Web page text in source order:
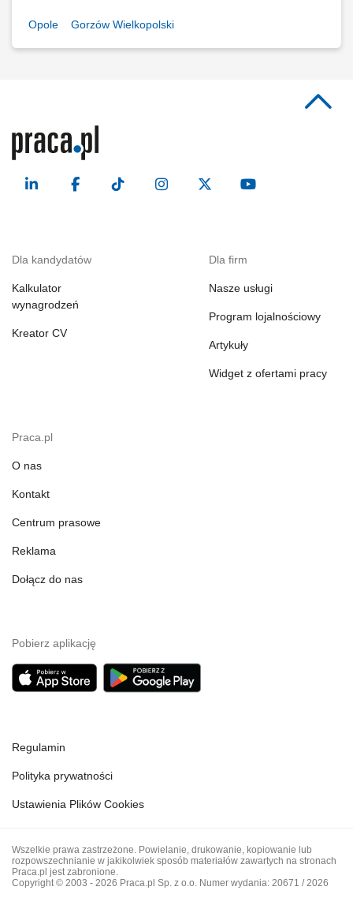
Opole Gorzów Wielkopolski
Dla kandydatów
Kalkulator
wynagrodzeń
Kreator CV
Dla firm
Nasze usługi
Program lojalnościowy
Artykuły
Widget z ofertami pracy
Praca.pl
O nas
Kontakt
Centrum prasowe
Reklama
Dołącz do nas
Pobierz aplikację
Regulamin
Polityka prywatności
Ustawienia Plików Cookies
Wszelkie prawa zastrzeżone. Powielanie, drukowanie, kopiowanie lub
rozpowszechnianie w jakikolwiek sposób materiałów zawartych na stronach
Praca.pl jest zabronione.
Copyright © 2003 - 2026 Praca.pl Sp. z o.o. Numer wydania: 20671 / 2026